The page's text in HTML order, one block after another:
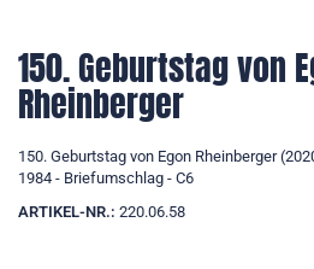
150. Geburtstag von
Rheinberger
150. Geburtstag von Egon Rheinberger
1984 - Briefumschlag - C6
ARTIKEL-NR.: 220.06.58